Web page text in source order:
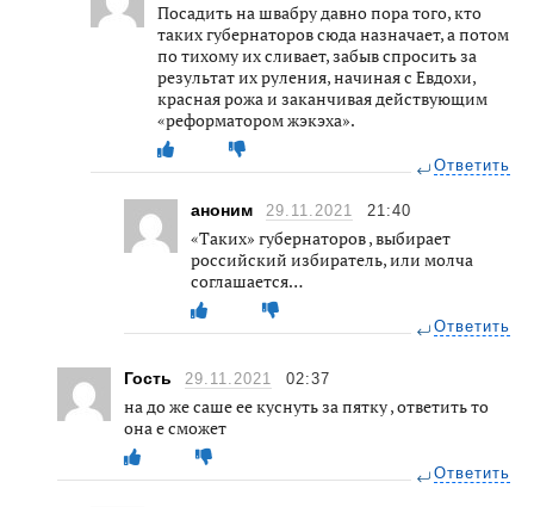
Посадить на швабру давно пора того, кто
таких губернаторов сюда назначает, а потом
по тихому их сливает, забыв спросить за
результат их руления, начиная с Евдохи,
красная рожа и заканчивая действующим
«реформатором жэкэха».
Ответить
аноним 29.11.2021 21:40
«Таких» губернаторов , выбирает
российский избиратель, или молча
соглашается…
Ответить
Гость 29.11.2021 02:37
на до же саше ее куснуть за пятку , ответить то
она е сможет
Ответить